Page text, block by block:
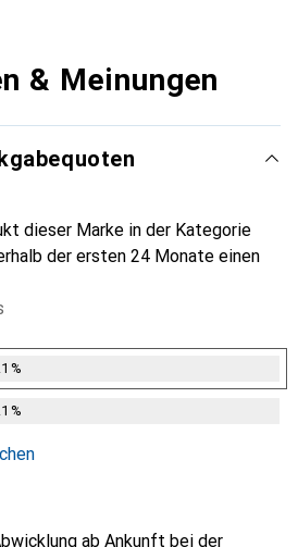
& Meinungen
dieser Marke in der Kategorie
der ersten 24 Monate einen
%
%
ab Ankunft bei der